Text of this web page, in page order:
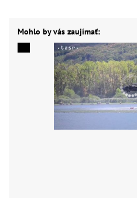
Mohlo by vás zaujímať: